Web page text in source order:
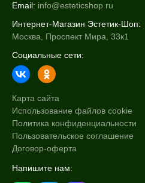
Email: info@esteticshop.ru
Интернет-Магазин Эстетик-Шоп:
Москва, Проспект Мира, 33к1
Социальные сети:
Карта сайта
Использование файлов cookie
Политика конфиденциальности
Пользовательское соглашение
Договор-оферта
Напишите нам: